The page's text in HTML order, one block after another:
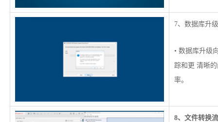
7、数据库升
• 数据库升级
踪和更 清晰
率。
8、文件转换